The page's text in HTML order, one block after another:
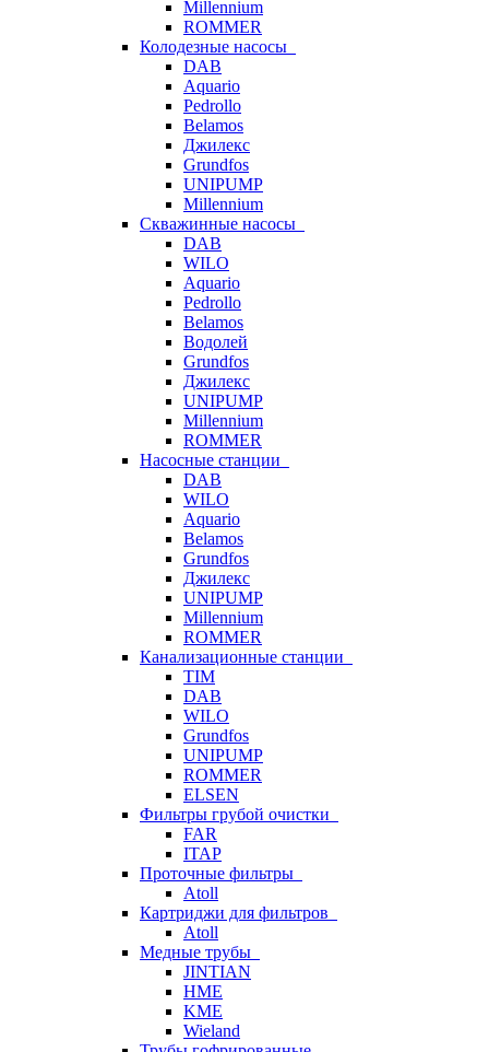
Millennium
ROMMER
Колодезные насосы
DAB
Aquario
Pedrollo
Belamos
Джилекс
Grundfos
UNIPUMP
Millennium
Скважинные насосы
DAB
WILO
Aquario
Pedrollo
Belamos
Водолей
Grundfos
Джилекс
UNIPUMP
Millennium
ROMMER
Насосные станции
DAB
WILO
Aquario
Belamos
Grundfos
Джилекс
UNIPUMP
Millennium
ROMMER
Канализационные станции
TIM
DAB
WILO
Grundfos
UNIPUMP
ROMMER
ELSEN
Фильтры грубой очистки
FAR
ITAP
Проточные фильтры
Atoll
Картриджи для фильтров
Atoll
Медные трубы
JINTIAN
HME
KME
Wieland